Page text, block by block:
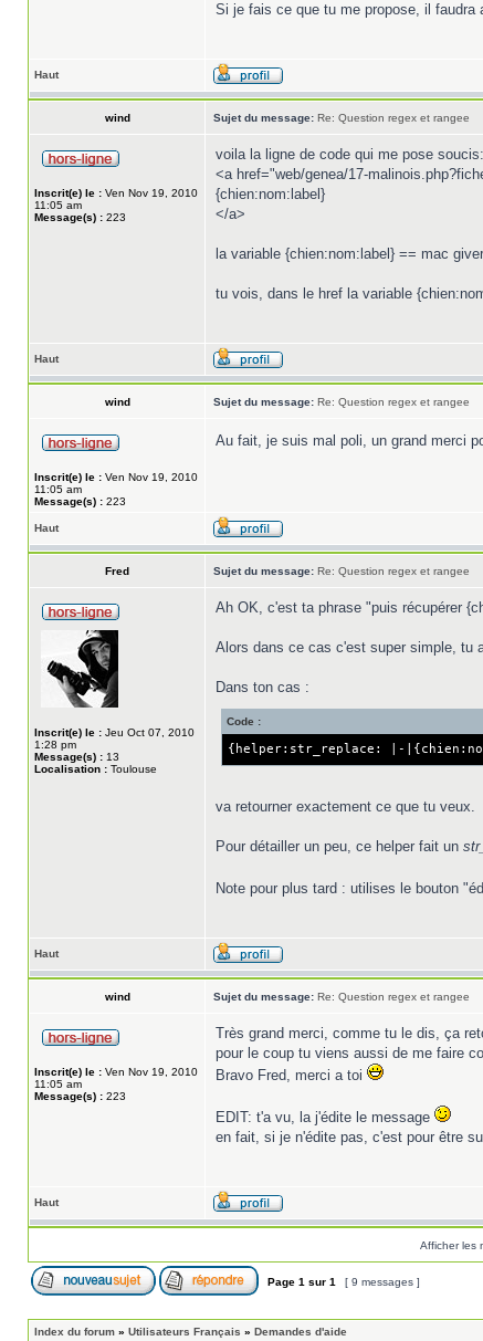
Si je fais ce que tu me propose, il faudra
Haut
wind Sujet du message: Re: Question regex et rangee
Inscrit(e) le : Ven Nov 19, 2010
11:05 am
Message(s) : 223
voila la ligne de code qui me pose soucis:
<a href="web/genea/17-
{chien:nom:label}
</a>
la variable {chien:nom:label} == mac giver
tu vois, dans le href la variable
Haut
wind Sujet du message: Re: Question regex et rangee
Inscrit(e) le : Ven Nov 19, 2010
11:05 am
Message(s) : 223
Au fait, je suis mal poli, un grand merci
Haut
Fred Sujet du message: Re: Question regex et rangee
Inscrit(e) le : Jeu Oct 07, 2010
1:28 pm
Message(s) : 13
Localisation : Toulouse
Ah OK, c'est ta phrase "puis récupérer
Alors dans ce cas c'est super simple, tu
Dans ton cas :
Code :
{helper:str_replace: |-
va retourner exactement ce que tu veux.
Pour détailler un peu, ce helper fait un
Note pour plus tard : utilises le bouton
Haut
wind Sujet du message: Re: Question regex et rangee
Inscrit(e) le : Ven Nov 19, 2010
11:05 am
Message(s) : 223
Très grand merci, comme tu le dis, ça
pour le coup tu viens aussi de me faire
Bravo Fred, merci a toi
EDIT: t'a vu, la j'édite le message
en fait, si je n'édite pas, c'est pour être
Haut
Afficher les
Page 1 sur 1 [ 9 messages ]
Index du forum » Utilisateurs Français » Demandes d'aide